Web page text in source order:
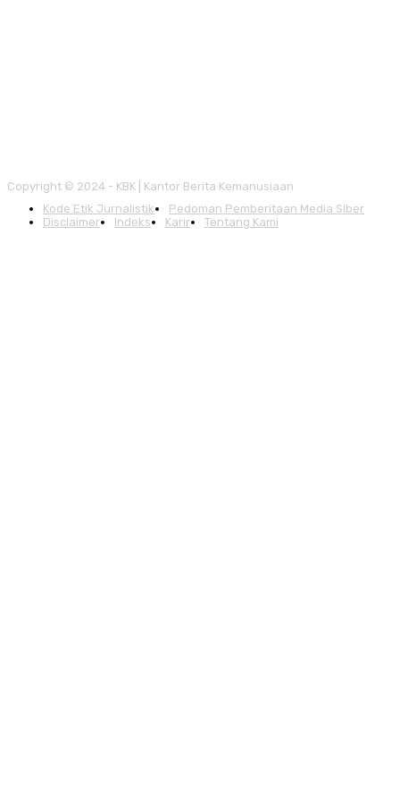
Copyright © 2024 - KBK | Kantor Berita Kemanusiaan
Kode Etik Jurnalistik
Pedoman Pemberitaan Media Siber
Disclaimer
Indeks Karir Tentang Kami